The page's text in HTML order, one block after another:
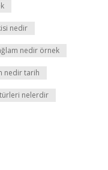
nedir
nedir örnek
nedir tarih
nelerdir